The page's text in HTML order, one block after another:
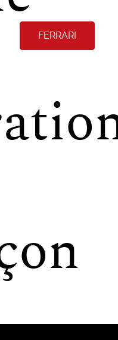
FERRARI